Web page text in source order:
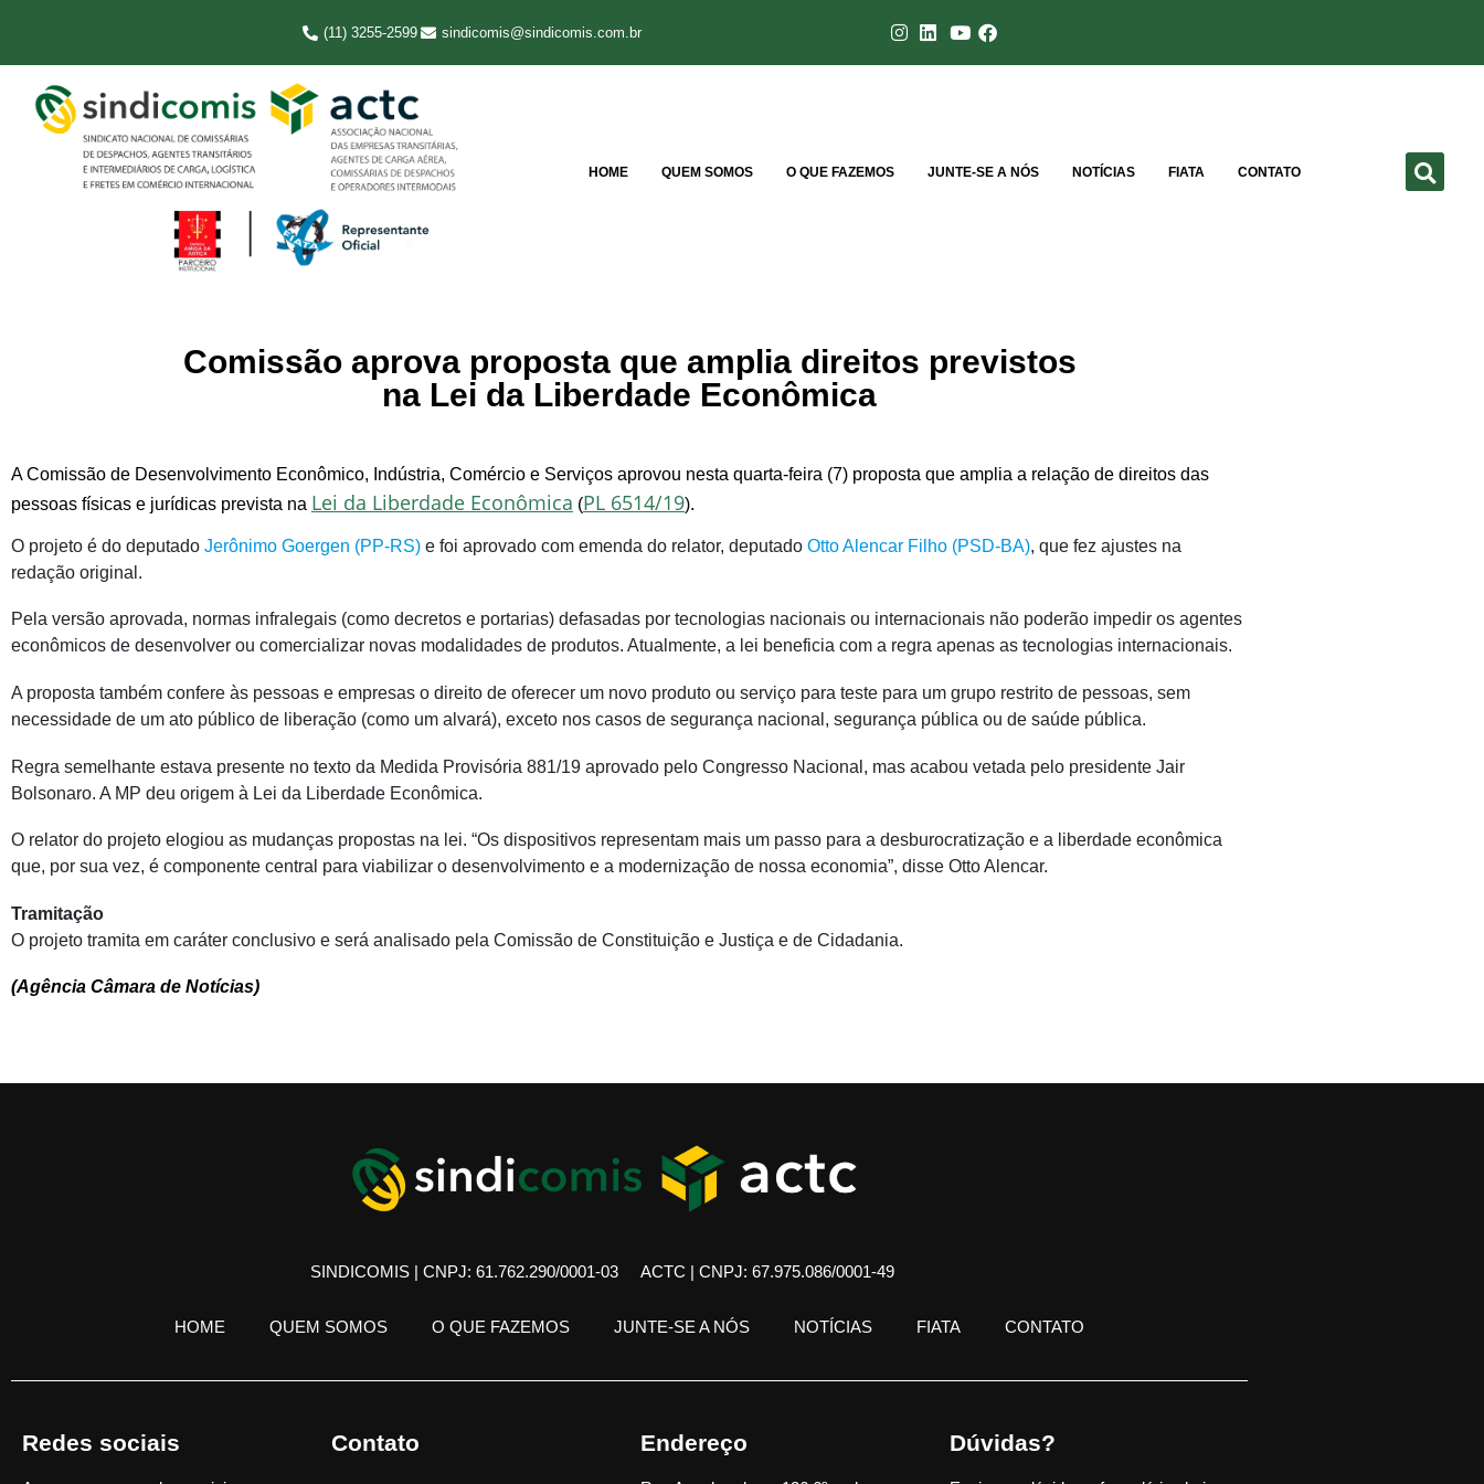
(11) 3255-2599 sindicomis@sindicomis.com.br
HOME QUEM SOMOS O QUE FAZEMOS JUNTE-SE A NÓS NOTÍCIAS FIATA CONTATO
Comissão aprova proposta que amplia direitos previstos
na Lei da Liberdade Econômica
A Comissão de Desenvolvimento Econômico, Indústria, Comércio e Serviços aprovou nesta quarta-feira (7) proposta que amplia a relação de direitos das
pessoas físicas e jurídicas prevista na Lei da Liberdade Econômica (PL 6514/19).
O projeto é do deputado Jerônimo Goergen (PP-RS) e foi aprovado com emenda do relator, deputado Otto Alencar Filho (PSD-BA), que fez ajustes na
redação original.
Pela versão aprovada, normas infralegais (como decretos e portarias) defasadas por tecnologias nacionais ou internacionais não poderão impedir os agentes
econômicos de desenvolver ou comercializar novas modalidades de produtos. Atualmente, a lei beneficia com a regra apenas as tecnologias internacionais.
A proposta também confere às pessoas e empresas o direito de oferecer um novo produto ou serviço para teste para um grupo restrito de pessoas, sem
necessidade de um ato público de liberação (como um alvará), exceto nos casos de segurança nacional, segurança pública ou de saúde pública.
Regra semelhante estava presente no texto da Medida Provisória 881/19 aprovado pelo Congresso Nacional, mas acabou vetada pelo presidente Jair
Bolsonaro. A MP deu origem à Lei da Liberdade Econômica.
O relator do projeto elogiou as mudanças propostas na lei. “Os dispositivos representam mais um passo para a desburocratização e a liberdade econômica
que, por sua vez, é componente central para viabilizar o desenvolvimento e a modernização de nossa economia”, disse Otto Alencar.
Tramitação
O projeto tramita em caráter conclusivo e será analisado pela Comissão de Constituição e Justiça e de Cidadania.
(Agência Câmara de Notícias)
SINDICOMIS | CNPJ: 61.762.290/0001-03 ACTC | CNPJ: 67.975.086/0001-49
HOME QUEM SOMOS O QUE FAZEMOS JUNTE-SE A NÓS NOTÍCIAS FIATA CONTATO
Redes sociais Contato Endereço Dúvidas?